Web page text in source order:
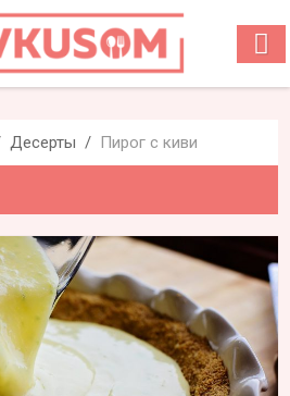
Десерты Пирог с киви